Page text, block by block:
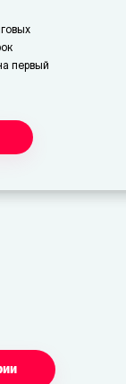
первый